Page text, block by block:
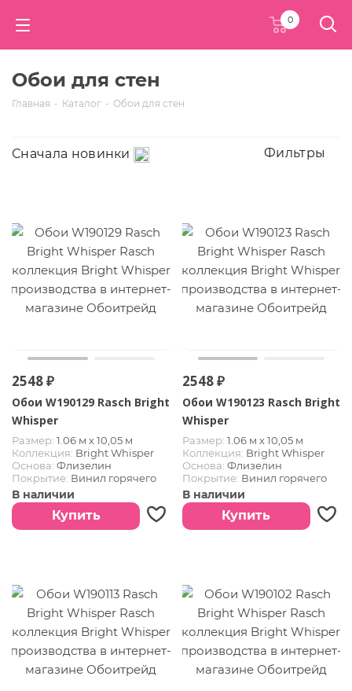
0
Обои для стен
Главная - Каталог - Обои для стен
Сначала новинки Фильтры
2548 ₽
Обои W190129 Rasch Bright
Whisper
Размер: 1.06 м х 10,05 м
Коллекция: Bright Whisper
Основа: Флизелин
Покрытие: Винил горячего
тиснения
В наличии
Купить
2548 ₽
Обои W190123 Rasch Bright
Whisper
Размер: 1.06 м х 10,05 м
Коллекция: Bright Whisper
Основа: Флизелин
Покрытие: Винил горячего
тиснения
В наличии
Купить